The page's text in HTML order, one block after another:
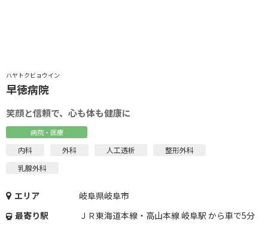
ハヤトクビョウイン
早徳病院
笑顔と信頼で、心も体も健康に
病院・医療
内科 外科 人工透析
整形外科
乳腺外科
エリア
岐阜県岐阜市
最寄り駅
ＪＲ東海道本線・高山本線 岐阜駅 から車で5分